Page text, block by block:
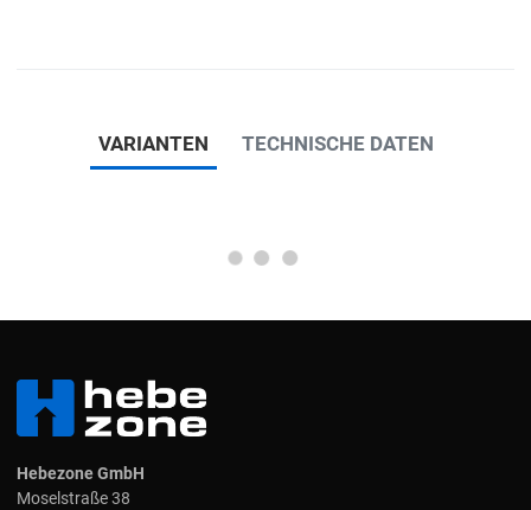
VARIANTEN TECHNISCHE DATEN
Hebezone GmbH
Moselstraße 38